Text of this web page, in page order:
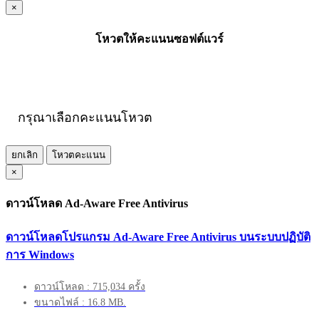
×
โหวตให้คะแนนซอฟต์แวร์
กรุณาเลือกคะแนนโหวต
ยกเลิก
โหวตคะแนน
×
ดาวน์โหลด Ad-Aware Free Antivirus
ดาวน์โหลดโปรแกรม Ad-Aware Free Antivirus บนระบบปฏิบัติ
การ Windows
ดาวน์โหลด : 715,034 ครั้ง
ขนาดไฟล์ : 16.8 MB.